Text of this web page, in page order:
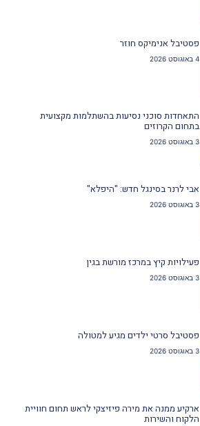
פסטיבל אנימיקס חוזר
4 באוגוסט 2026
התאחדות סוכני נסיעות בהשתלמות מקצועית
בתחום הקרוזים
3 באוגוסט 2026
אבי לרנר בסינגל חדש: "היפלא"
3 באוגוסט 2026
פעילויות קיץ במרכז מורשת בגין
3 באוגוסט 2026
פסטיבל סרטי ילדים מגיע למטולה
3 באוגוסט 2026
ארקיע ממנה את מירה פיזיצקי לראש תחום חוויית
הלקוח והשירות